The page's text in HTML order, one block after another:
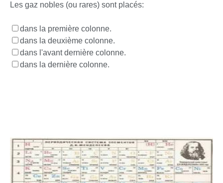
Les gaz nobles (ou rares) sont placés:
dans la première colonne.
dans la deuxième colonne.
dans l'avant dernière colonne.
dans la dernière colonne.